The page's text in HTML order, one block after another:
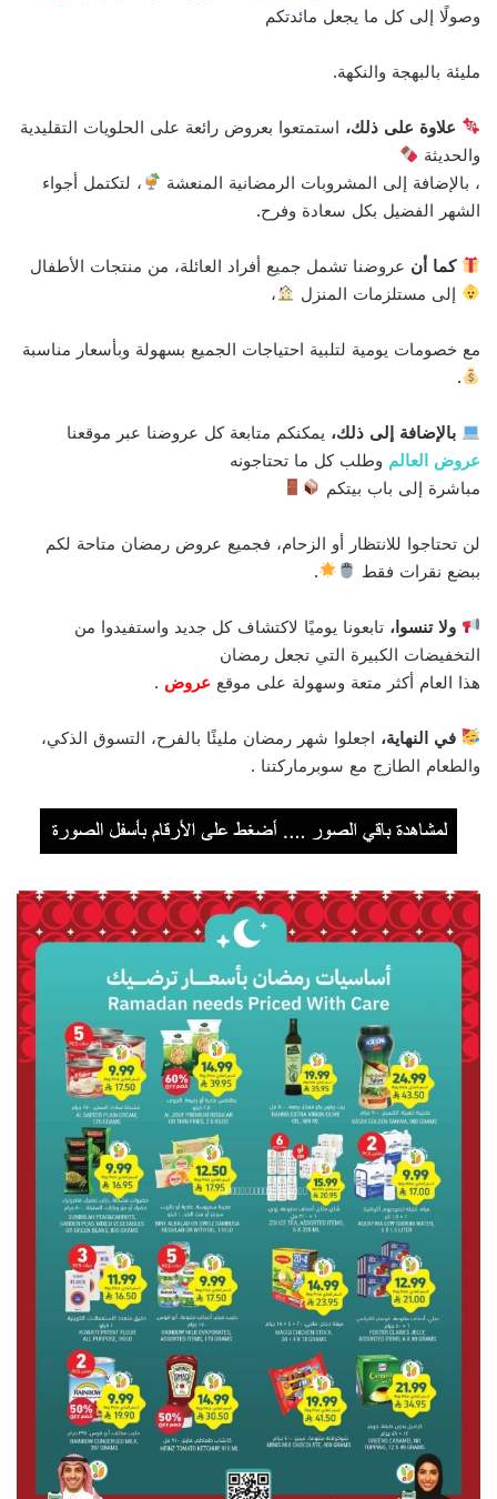
وصولًا إلى كل ما يجعل مائدتكم
مليئة بالبهجة والنكهة.
علاوة على ذلك، استمتعوا بعروض رائعة على الحلويات التقليدية
والحديثة
، بالإضافة إلى المشروبات الرمضانية المنعشة
، لتكتمل أجواء
الشهر الفضيل بكل سعادة وفرح.
كما أن عروضنا تشمل جميع أفراد العائلة، من منتجات الأطفال
إلى مستلزمات المنزل
،
مع خصومات يومية لتلبية احتياجات الجميع بسهولة وبأسعار مناسبة
.
بالإضافة إلى ذلك، يمكنكم متابعة كل عروضنا عبر موقعنا
عروض العالم وطلب كل ما تحتاجونه
مباشرة إلى باب بيتكم
لن تحتاجوا للانتظار أو الزحام، فجميع عروض رمضان متاحة لكم
ببضع نقرات فقط
.
ولا تنسوا، تابعونا يوميًا لاكتشاف كل جديد واستفيدوا من
التخفيضات الكبيرة التي تجعل رمضان
هذا العام أكثر متعة وسهولة على موقع عروض .
في النهاية، اجعلوا شهر رمضان مليئًا بالفرح، التسوق الذكي،
والطعام الطازج مع سوبرماركتنا .